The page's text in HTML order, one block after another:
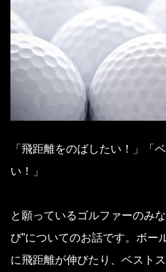
「飛距離をのばしたい！」「
い！」
と願っているゴルファーのみ
び”についてのお話です。ボー
に飛距離が伸びたり、ベスト